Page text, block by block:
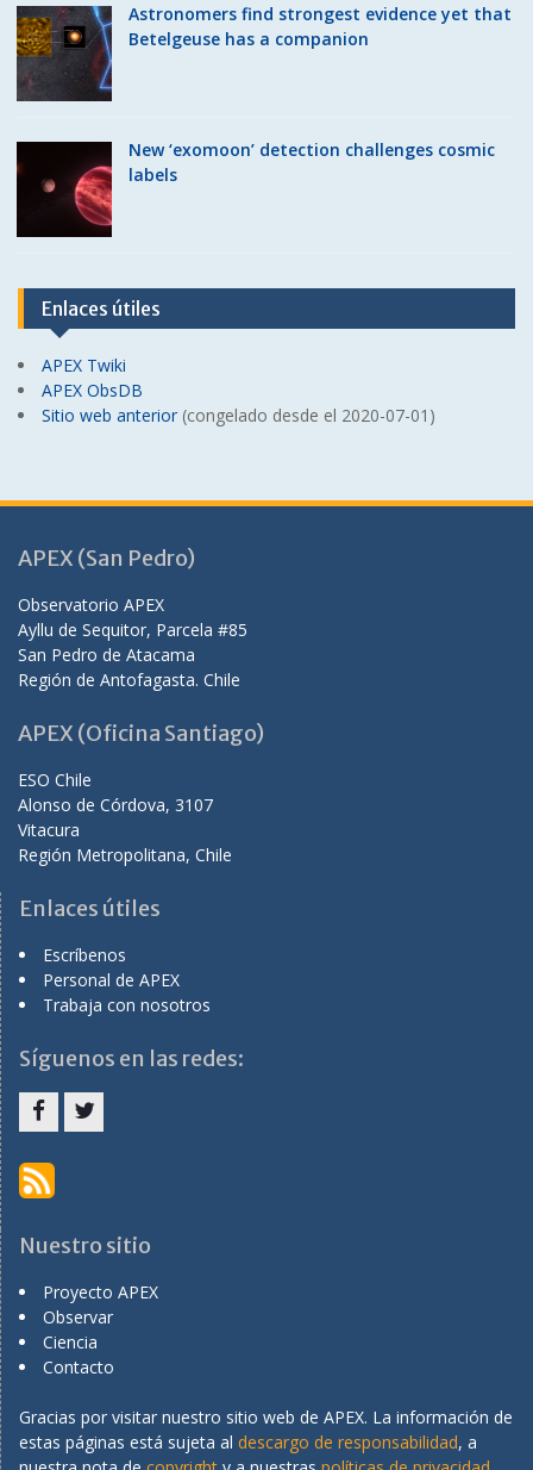
Astronomers find strongest evidence yet that
Betelgeuse has a companion
New ‘exomoon’ detection challenges cosmic
labels
Enlaces útiles
APEX Twiki
APEX ObsDB
Sitio web anterior (congelado desde el 2020-07-01)
APEX (San Pedro)
Observatorio APEX
Ayllu de Sequitor, Parcela #85
San Pedro de Atacama
Región de Antofagasta. Chile
APEX (Oficina Santiago)
ESO Chile
Alonso de Córdova, 3107
Vitacura
Región Metropolitana, Chile
Enlaces útiles
Escríbenos
Personal de APEX
Trabaja con nosotros
Síguenos en las redes:
Item
Nuestro sitio
Proyecto APEX
Observar
Ciencia
Contacto
Gracias por visitar nuestro sitio web de APEX. La información de
estas páginas está sujeta al descargo de responsabilidad, a